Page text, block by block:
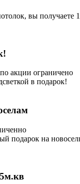
вы получаете
акции ограничено
в подарок!
подарок на